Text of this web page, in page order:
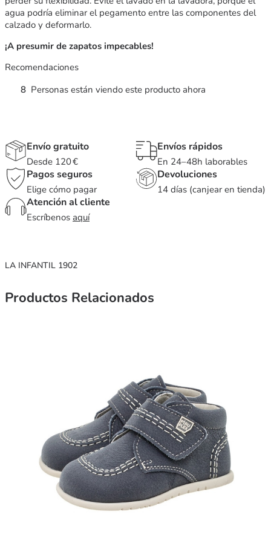
agua podría eliminar el pegamento entre las componentes del
calzado y deformarlo.
¡A presumir de zapatos impecables!
Recomendaciones
8 Personas están viendo este producto ahora
Envío gratuito
Desde 120 €
Envíos rápidos
En 24–48h laborables
Pagos seguros
Elige cómo pagar
Devoluciones
14 días (canjear en tienda)
Atención al cliente
Escríbenos aquí
LA INFANTIL 1902
Productos Relacionados